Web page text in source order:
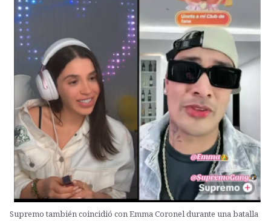
Supremo también coincidió con Emma Coronel durante una batalla